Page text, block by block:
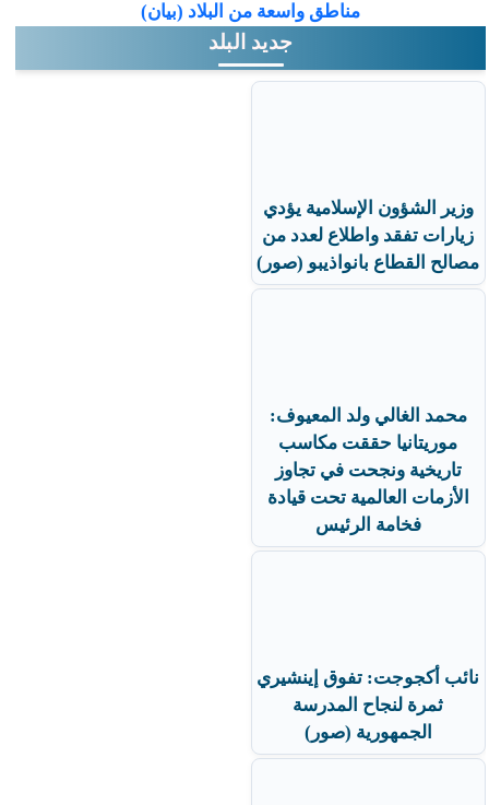
مناطق واسعة من البلاد (بيان)
جديد البلد
وزير الشؤون الإسلامية يؤدي
زيارات تفقد واطلاع لعدد من
مصالح القطاع بانواذيبو (صور)
محمد الغالي ولد المعيوف:
موريتانيا حققت مكاسب
تاريخية ونجحت في تجاوز
الأزمات العالمية تحت قيادة
فخامة الرئيس
نائب أكجوجت: تفوق إينشيري
ثمرة لنجاح المدرسة
الجمهورية (صور)